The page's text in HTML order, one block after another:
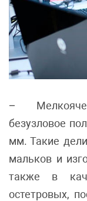
–
безузловое
мм. Такие
мальков и
также в
остетровых,